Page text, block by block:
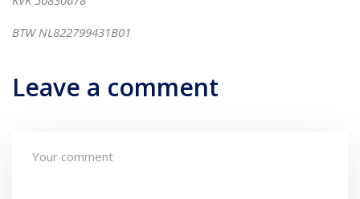
BTW NL822799431B01
Leave a comment